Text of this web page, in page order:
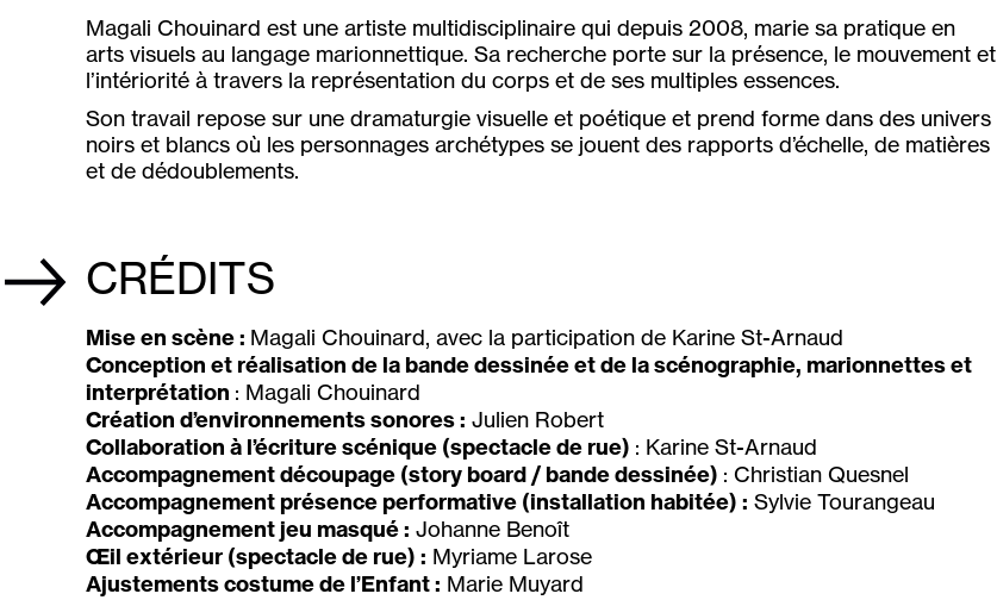
Magali Chouinard est une artiste multidisciplinaire qui depuis 2008, marie sa pratique en
arts visuels au langage marionnettique. Sa recherche porte sur la présence, le mouvement et
l’intériorité à travers la représentation du corps et de ses multiples essences.
Son travail repose sur une dramaturgie visuelle et poétique et prend forme dans des univers
noirs et blancs où les personnages archétypes se jouent des rapports d’échelle, de matières
et de dédoublements.
CRÉDITS
Mise en scène : Magali Chouinard, avec la participation de Karine St-Arnaud
Conception et réalisation de la bande dessinée et de la scénographie, marionnettes et
interprétation : Magali Chouinard
Création d’environnements sonores : Julien Robert
Collaboration à l’écriture scénique (spectacle de rue) : Karine St-Arnaud
Accompagnement découpage (story board / bande dessinée) : Christian Quesnel
Accompagnement présence performative (installation habitée) : Sylvie Tourangeau
Accompagnement jeu masqué : Johanne Benoît
Œil extérieur (spectacle de rue) : Myriame Larose
Ajustements costume de l’Enfant : Marie Muyard